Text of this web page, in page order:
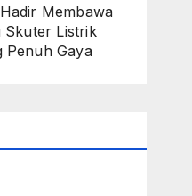
Membawa
Skuter Listrik
Penuh Gaya